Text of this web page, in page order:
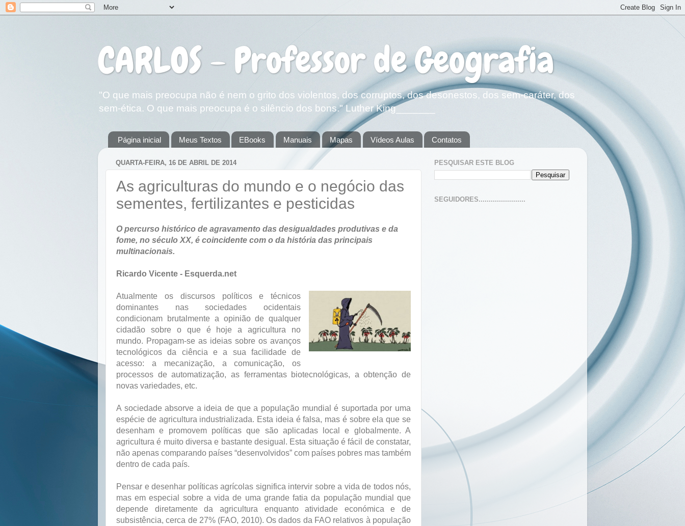
CARLOS - Professor de Geografia
"O que mais preocupa não é nem o grito dos violentos, dos corruptos, dos desonestos, dos sem-caráter, dos
sem-ética. O que mais preocupa é o silêncio dos bons." Luther King_______
Página inicial Meus Textos EBooks Manuais Mapas Vídeos Aulas Contatos
QUARTA-FEIRA, 16 DE ABRIL DE 2014
As agriculturas do mundo e o negócio das
sementes, fertilizantes e pesticidas
O percurso histórico de agravamento das desigualdades produtivas e da
fome, no século XX, é coincidente com o da história das principais
multinacionais.
Ricardo Vicente - Esquerda.net
Atualmente os discursos políticos e técnicos
dominantes nas sociedades ocidentais
condicionam brutalmente a opinião de qualquer
cidadão sobre o que é hoje a agricultura no
mundo. Propagam-se as ideias sobre os avanços
tecnológicos da ciência e a sua facilidade de
acesso: a mecanização, a comunicação, os
processos de automatização, as ferramentas biotecnológicas, a obtenção de
novas variedades, etc.
A sociedade absorve a ideia de que a população mundial é suportada por uma
espécie de agricultura industrializada. Esta ideia é falsa, mas é sobre ela que se
desenham e promovem políticas que são aplicadas local e globalmente. A
agricultura é muito diversa e bastante desigual. Esta situação é fácil de constatar,
não apenas comparando países “desenvolvidos” com países pobres mas também
dentro de cada país.
Pensar e desenhar políticas agrícolas significa intervir sobre a vida de todos nós,
mas em especial sobre a vida de uma grande fatia da população mundial que
depende diretamente da agricultura enquanto atividade económica e de
subsistência, cerca de 27% (FAO, 2010). Os dados da FAO relativos à população
PESQUISAR ESTE BLOG
SEGUIDORES.......................